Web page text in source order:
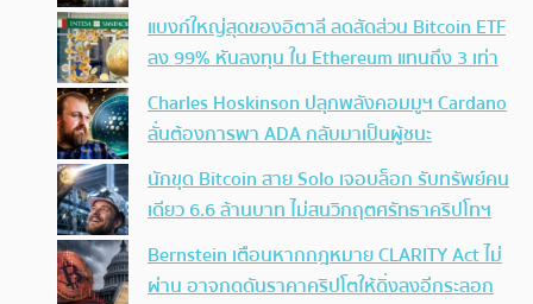
แบงก์ใหญ่สุดของอิตาลี ลดสัดส่วน Bitcoin ETF
ลง 99% หันลงทุน ใน Ethereum แทนถึง 3 เท่า
Charles Hoskinson ปลุกพลังคอมมูฯ Cardano
ลั่นต้องการพา ADA กลับมาเป็นผู้ชนะ
นักขุด Bitcoin สาย Solo เจอบล็อก รับทรัพย์คน
เดียว 6.6 ล้านบาท ไม่สนวิกฤตศรัทธาคริปโทฯ
Bernstein เตือนหากกฎหมาย CLARITY Act ไม่
ผ่าน อาจกดดันราคาคริปโตให้ดิ่งลงอีกระลอก